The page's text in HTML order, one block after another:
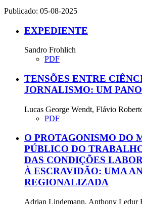
Publicado: 05-08-2025
EXPEDIENTE
Sandro Frohlich
PDF
TENSÕES ENTRE
JORNALISMO: UM
Lucas George Wendt, Flávio
PDF
O PROTAGONISMO DO
PÚBLICO DO
DAS CONDIÇÕES
À ESCRAVIDÃO: UMA
REGIONALIZADA
Adrian Lindemann, Anthony Ledur